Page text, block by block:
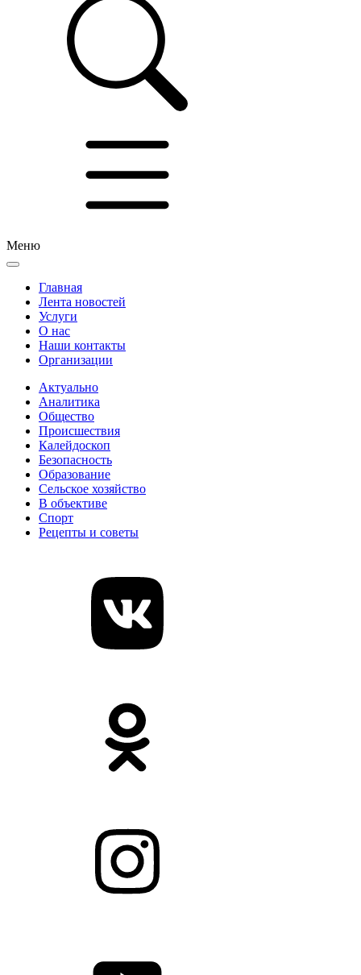
Меню
Главная
Лента новостей
Услуги
О нас
Наши контакты
Организации
Актуально
Аналитика
Общество
Происшествия
Калейдоскоп
Безопасность
Образование
Сельское хозяйство
В объективе
Спорт
Рецепты и советы